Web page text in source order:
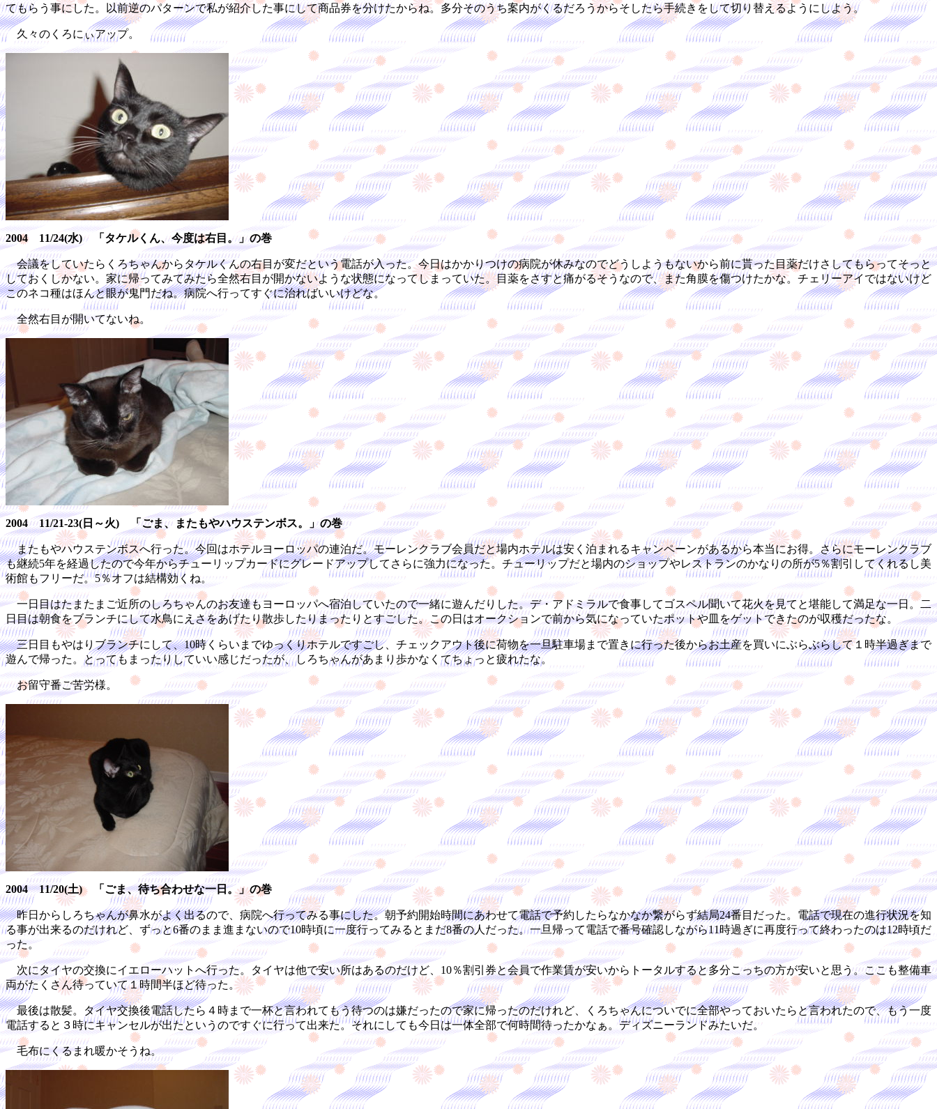
てもらう事にした。以前逆のパターンで私が紹介した事にして商品券を分けたからね。多分そのうち案内がくるだろうからそしたら手続きをして切り替えるようにしよう。
久々のくろにぃアップ。
2004 11/24(水) 「タケルくん、今度は右目。」の巻
会議をしていたらくろちゃんからタケルくんの右目が変だという電話が入った。今日はかかりつけの病院が休みなのでどうしようもないから前に貰った目薬だけさしてもらってそっと
しておくしかない。家に帰ってみてみたら全然右目が開かないような状態になってしまっていた。目薬をさすと痛がるそうなので、また角膜を傷つけたかな。チェリーアイではないけど
このネコ種はほんと眼が鬼門だね。病院へ行ってすぐに治ればいいけどな。
全然右目が開いてないね。
2004 11/21-23(日～火) 「ごま、またもやハウステンボス。」の巻
またもやハウステンボスへ行った。今回はホテルヨーロッパの連泊だ。モーレンクラブ会員だと場内ホテルは安く泊まれるキャンペーンがあるから本当にお得。さらにモーレンクラブ
も継続5年を経過したので今年からチューリップカードにグレードアップしてさらに強力になった。チューリップだと場内のショップやレストランのかなりの所が5％割引してくれるし美
術館もフリーだ。5％オフは結構効くね。
一日目はたまたまご近所のしろちゃんのお友達もヨーロッパへ宿泊していたので一緒に遊んだりした。デ・アドミラルで食事してゴスペル聞いて花火を見てと堪能して満足な一日。二
日目は朝食をブランチにして水鳥にえさをあげたり散歩したりまったりとすごした。この日はオークションで前から気になっていたポットや皿をゲットできたのが収穫だったな。
三日目もやはりブランチにして、10時くらいまでゆっくりホテルですごし、チェックアウト後に荷物を一旦駐車場まで置きに行った後からお土産を買いにぶらぶらして１時半過ぎまで
遊んで帰った。とってもまったりしていい感じだったが、しろちゃんがあまり歩かなくてちょっと疲れたな。
お留守番ご苦労様。
2004 11/20(土) 「ごま、待ち合わせな一日。」の巻
昨日からしろちゃんが鼻水がよく出るので、病院へ行ってみる事にした。朝予約開始時間にあわせて電話で予約したらなかなか繋がらず結局24番目だった。電話で現在の進行状況を知
る事が出来るのだけれど、ずっと6番のまま進まないので10時頃に一度行ってみるとまだ8番の人だった。一旦帰って電話で番号確認しながら11時過ぎに再度行って終わったのは12時頃だ
った。
次にタイヤの交換にイエローハットへ行った。タイヤは他で安い所はあるのだけど、10％割引券と会員で作業賃が安いからトータルすると多分こっちの方が安いと思う。ここも整備車
両がたくさん待っていて１時間半ほど待った。
最後は散髪。タイヤ交換後電話したら４時まで一杯と言われてもう待つのは嫌だったので家に帰ったのだけれど、くろちゃんについでに全部やっておいたらと言われたので、もう一度
電話すると３時にキャンセルが出たというのですぐに行って出来た。それにしても今日は一体全部で何時間待ったかなぁ。ディズニーランドみたいだ。
毛布にくるまれ暖かそうね。